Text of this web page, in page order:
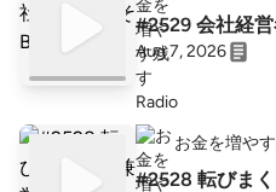
#2529 会
Aug 7, 2026
お金を増や
#2528 転びまくった兼業の頃の私 (開始〜独